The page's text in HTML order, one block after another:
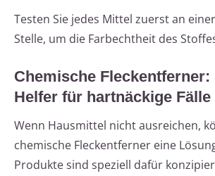
Testen Sie jedes Mittel zuerst an
Stelle, um die Farbechtheit des
Chemische Fleckentferner:
Helfer für hartnäckige Fälle
Wenn Hausmittel nicht ausreichen,
chemische Fleckentferner eine
Produkte sind speziell dafür